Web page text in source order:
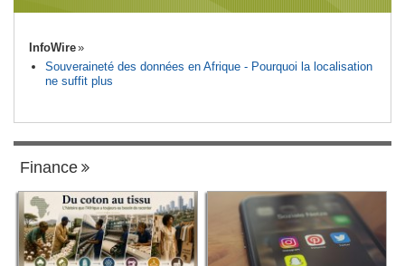
InfoWire
Souveraineté des données en Afrique - Pourquoi la localisation
ne suffit plus
Finance